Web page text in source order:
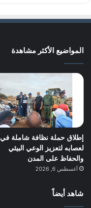
المواضيع الأكثر مشاهدة
إطلاق حملة نظافة شاملة في
لعصابه لتعزيز الوعي البيئي
والحفاظ على المدن
أغسطس 6, 2026
شاهد أيضاً